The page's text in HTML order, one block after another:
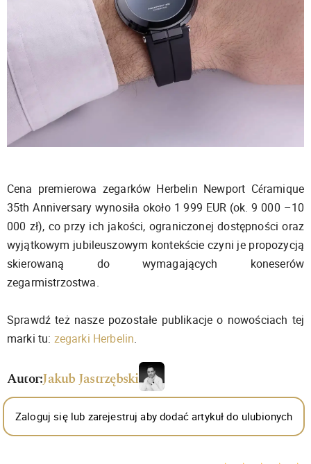
Cena premierowa zegarków Herbelin Newport Céramique
35th Anniversary wynosiła około 1 999 EUR (ok. 9 000 –10
000 zł), co przy ich jakości, ograniczonej dostępności oraz
wyjątkowym jubileuszowym kontekście czyni je propozycją
skierowaną do wymagających koneserów
zegarmistrzostwa.
Sprawdź też nasze pozostałe publikacje o nowościach tej
marki tu: zegarki Herbelin.
Autor:Jakub Jastrzębski
Zaloguj się lub zarejestruj aby dodać artykuł do ulubionych